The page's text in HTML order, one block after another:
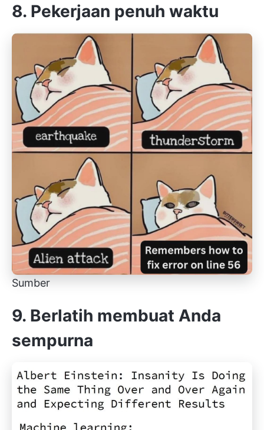
8. Pekerjaan penuh waktu
Sumber
9. Berlatih membuat Anda
sempurna